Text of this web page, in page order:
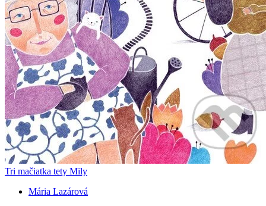
Tri mačiatka tety Mily
Mária Lazárová